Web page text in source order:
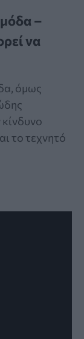
–
να
όμως
το τεχνητό